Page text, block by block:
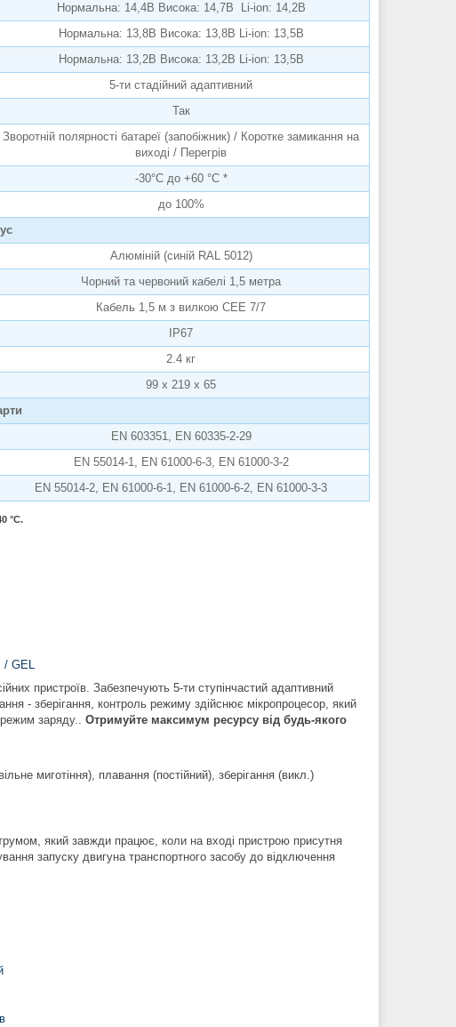
Нормальна: 14,4В Висока: 14,7В Li-ion: 14,2В
Нормальна: 13,8В Висока: 13,8В Li-ion: 13,5В
Нормальна: 13,2В Висока: 13,2В Li-ion: 13,5В
5-ти стадійний адаптивний
Так
Зворотній полярності батареї (запобіжник) / Коротке замикання на
виході / Перегрів
-30°C до +60 °C *
до 100%
Алюміній (синій RAL 5012)
Чорний та червоний кабелі 1,5 метра
Кабель 1,5 м з вилкою CEE 7/7
IP67
2.4 кг
99 x 219 x 65
EN 603351, EN 60335-2-29
EN 55014-1, EN 61000-6-3, EN 61000-3-2
EN 55014-2, EN 61000-6-1, EN 61000-6-2, EN 61000-3-3
°C.
/ GEL
пристроїв. Забезпечують 5-ти ступінчастий адаптивний
- зберігання, контроль режиму здійснює мікропроцесор, який
режим заряду.. Отримуйте максимум ресурсу від будь-якого
миготіння), плавання (постійний), зберігання (викл.)
який завжди працює, коли на вході пристрою присутня
запуску двигуна транспортного засобу до відключення